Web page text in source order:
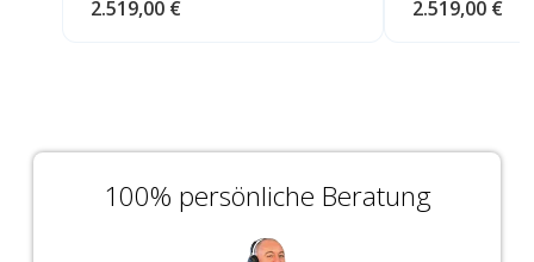
2.519,00 € 2.519,00 €
100% persönliche Beratung